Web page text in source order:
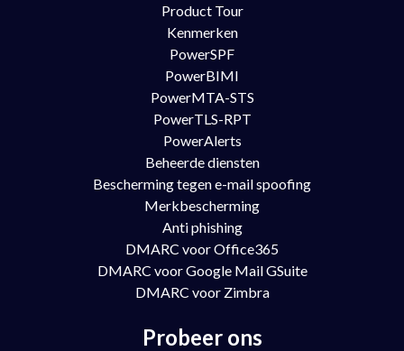
Product Tour
Kenmerken
PowerSPF
PowerBIMI
PowerMTA-STS
PowerTLS-RPT
PowerAlerts
Beheerde diensten
Bescherming tegen e-mail spoofing
Merkbescherming
Anti phishing
DMARC voor Office365
DMARC voor Google Mail GSuite
DMARC voor Zimbra
Probeer ons